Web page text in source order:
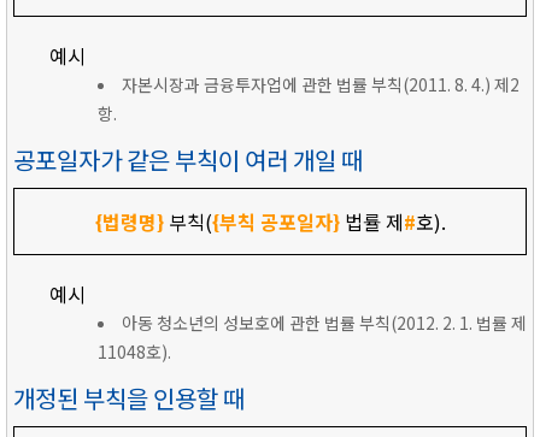
예시
자본시장과 금융투자업에 관한 법률 부칙(2011. 8. 4.) 제2
항.
공포일자가 같은 부칙이 여러 개일 때
{법령명}부칙({부칙 공포일자}법률 제#호).
예시
아동 청소년의 성보호에 관한 법률 부칙(2012. 2. 1. 법률 제
11048호).
개정된 부칙을 인용할 때